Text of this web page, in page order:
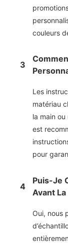
couleurs
3
Les
matériau
la main
est
pour
4
Puis-Je
Avant
Oui, nous